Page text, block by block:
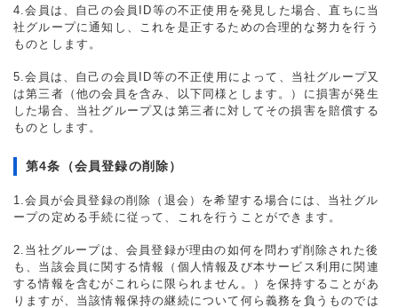
4.会員は、自己の会員ID等の不正使用を発見した場合、直ちに当
社グループに通知し、これを是正するための合理的な努力を行う
ものとします。
5.会員は、自己の会員ID等の不正使用によって、当社グループ又
は第三者（他の会員を含み、以下同様とします。）に損害が発生
した場合、当社グループ又は第三者に対してその損害を賠償する
ものとします。
第4条（会員登録の削除）
1.会員が会員登録の削除（退会）を希望する場合には、当社グル
ープの定める手続に従って、これを行うことができます。
2.当社グループは、会員登録が理由の如何を問わず削除された後
も、当該会員に関する情報（個人情報及び本サービス利用に関連
する情報を含むがこれらに限られません。）を保持することがあ
りますが、当該情報保持の継続について何ら義務を負うものでは